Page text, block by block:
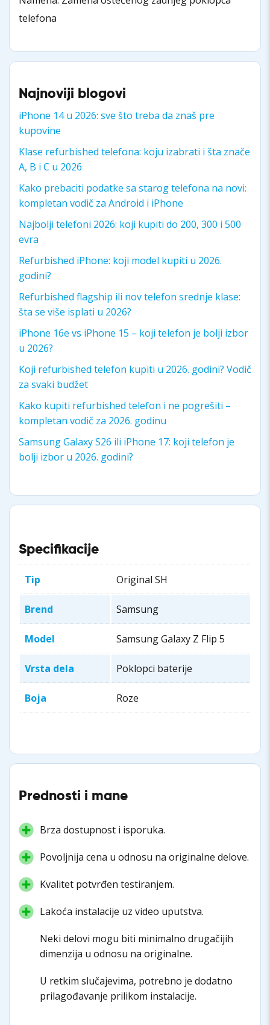
telefona
Najnoviji blogovi
iPhone 14 u 2026: sve što treba da znaš pre
kupovine
Klase refurbished telefona: koju izabrati i šta znače
A, B i C u 2026
Kako prebaciti podatke sa starog telefona na novi:
kompletan vodič za Android i iPhone
Najbolji telefoni 2026: koji kupiti do 200, 300 i 500
evra
Refurbished iPhone: koji model kupiti u 2026.
godini?
Refurbished flagship ili nov telefon srednje klase:
šta se više isplati u 2026?
iPhone 16e vs iPhone 15 – koji telefon je bolji izbor
u 2026?
Koji refurbished telefon kupiti u 2026. godini? Vodič
za svaki budžet
Kako kupiti refurbished telefon i ne pogrešiti –
kompletan vodič za 2026. godinu
Samsung Galaxy S26 ili iPhone 17: koji telefon je
bolji izbor u 2026. godini?
Specifikacije
Tip Original SH
Brend Samsung
Model Samsung Galaxy Z Flip 5
Vrsta dela Poklopci baterije
Boja Roze
Prednosti i mane
Brza dostupnost i isporuka.
Povoljnija cena u odnosu na originalne delove.
Kvalitet potvrđen testiranjem.
Lakoća instalacije uz video uputstva.
Neki delovi mogu biti minimalno drugačijih
dimenzija u odnosu na originalne.
U retkim slučajevima, potrebno je dodatno
prilagođavanje prilikom instalacije.